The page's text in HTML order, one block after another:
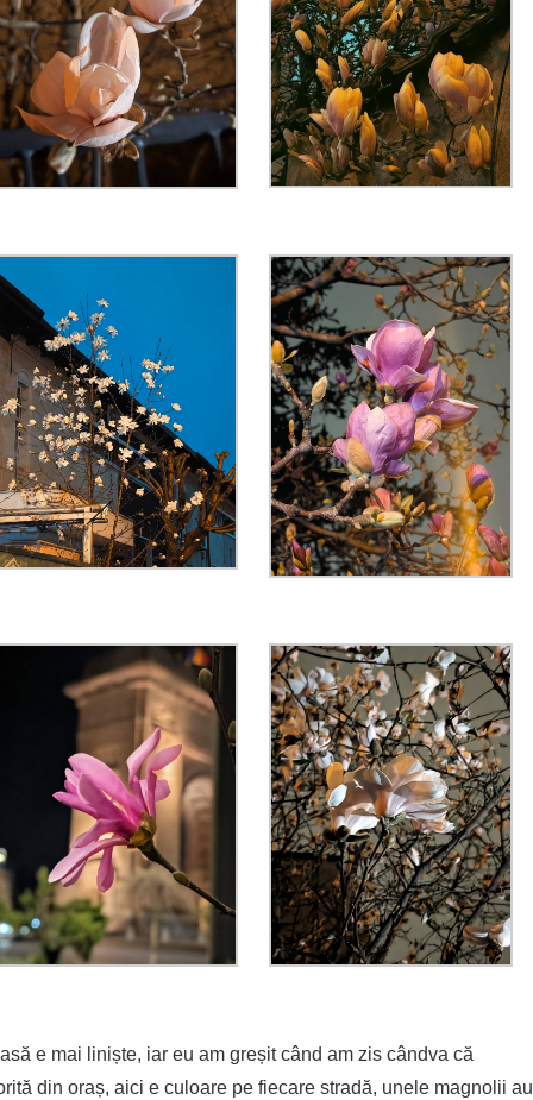
e mai liniște, iar eu am greșit când am zis cândva că
din oraș, aici e culoare pe fiecare stradă, unele magnolii au